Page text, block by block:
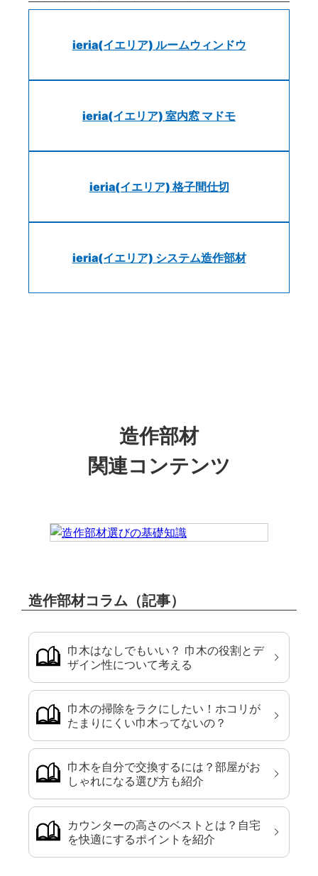
ieria(イエリア) ルームウィンドウ
ieria(イエリア) 室内窓 マドモ
ieria(イエリア) 格子間仕切
ieria(イエリア) システム造作部材
造作部材
関連コンテンツ
造作部材コラム（記事）
巾木はなしでもいい？ 巾木の役割とデ
ザイン性について考える
巾木の掃除をラクにしたい！ホコリが
たまりにくい巾木ってないの？
巾木を自分で交換するには？部屋がお
しゃれになる選び方も紹介
カウンターの高さのベストとは？自宅
を快適にするポイントを紹介